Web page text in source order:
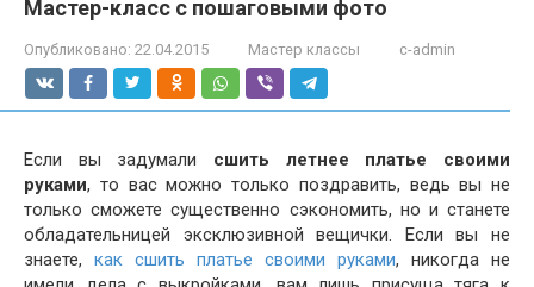
Мастер-класс с пошаговыми фото
Опубликовано: 22.04.2015 Мастер классы c-admin
Если вы задумали сшить летнее платье своими
руками, то вас можно только поздравить, ведь вы не
только сможете существенно сэкономить, но и станете
обладательницей эксклюзивной вещички. Если вы не
знаете, как сшить платье своими руками, никогда не